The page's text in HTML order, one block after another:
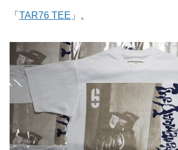
「 TAR76 TEE 」。